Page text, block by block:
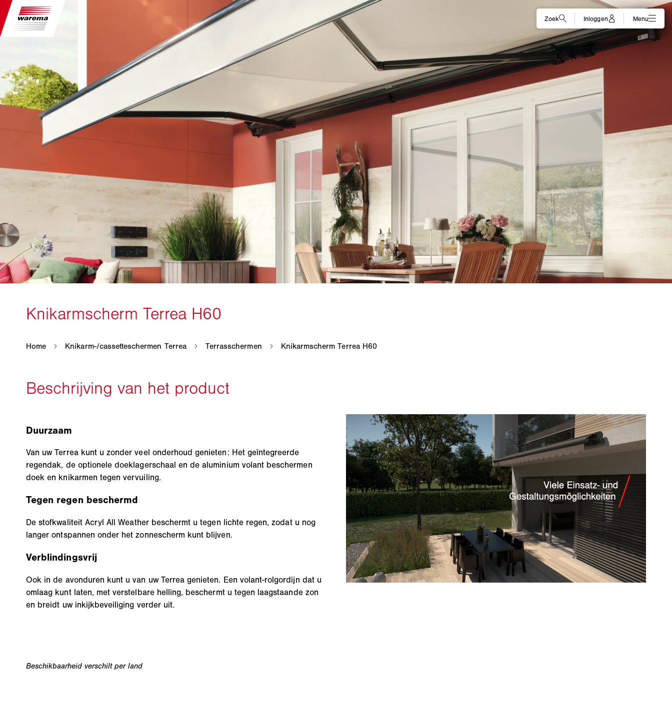
Duurzaam
Van uw Terrea kunt u zonder veel onderhoud genieten: Het geïntegreerde
regendak, de optionele doeklagerschaal en de aluminium volant beschermen
doek en knikarmen tegen vervuiling.
Tegen regen beschermd
De stofkwaliteit Acryl All Weather beschermt u tegen lichte regen, zodat u nog
langer ontspannen onder het zonnescherm kunt blijven.
Verblindingsvrij
Ook in de avonduren kunt u van uw Terrea genieten. Een volant-rolgordijn dat u
omlaag kunt laten, met verstelbare helling, beschermt u tegen laagstaande zon
en breidt uw inkijkbeveiliging verder uit.